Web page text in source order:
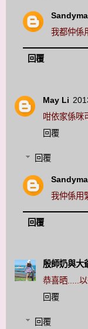
我都仲係
回覆
May Li
咁依家係咪
回覆
回覆
我仲係用
回覆
殷師奶與大
恭喜晒.....
回覆
回覆